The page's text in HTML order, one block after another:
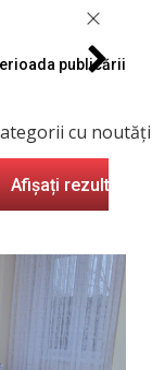
publicării
cu noutăți
Afișați rezultatele